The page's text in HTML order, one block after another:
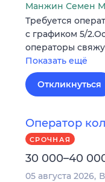
Манжин Семен
Требуется
с графиком 5/
операторы
Показать ещё
Откликнуться
Оператор
СРОЧНАЯ
30 000–40
05 августа 2026